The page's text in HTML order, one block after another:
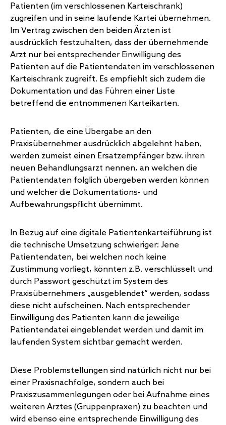
Patienten (im verschlossenen Karteischrank)
zugreifen und in seine laufende Kartei übernehmen.
Im Vertrag zwischen den beiden Ärzten ist
ausdrücklich festzuhalten, dass der übernehmende
Arzt nur bei entsprechender Einwilligung des
Patienten auf die Patientendaten im verschlossenen
Karteischrank zugreift. Es empfiehlt sich zudem die
Dokumentation und das Führen einer Liste
betreffend die entnommenen Karteikarten.
Patienten, die eine Übergabe an den
Praxisübernehmer ausdrücklich abgelehnt haben,
werden zumeist einen Ersatzempfänger bzw. ihren
neuen Behandlungsarzt nennen, an welchen die
Patientendaten folglich übergeben werden können
und welcher die Dokumentations- und
Aufbewahrungspflicht übernimmt.
In Bezug auf eine digitale Patientenkarteiführung ist
die technische Umsetzung schwieriger: Jene
Patientendaten, bei welchen noch keine
Zustimmung vorliegt, könnten z.B. verschlüsselt und
durch Passwort geschützt im System des
Praxisübernehmers „ausgeblendet“ werden, sodass
diese nicht aufscheinen. Nach entsprechender
Einwilligung des Patienten kann die jeweilige
Patientendatei eingeblendet werden und damit im
laufenden System sichtbar gemacht werden.
Diese Problemstellungen sind natürlich nicht nur bei
einer Praxisnachfolge, sondern auch bei
Praxiszusammenlegungen oder bei Aufnahme eines
weiteren Arztes (Gruppenpraxen) zu beachten und
wird ebenso eine entsprechende Einwilligung des